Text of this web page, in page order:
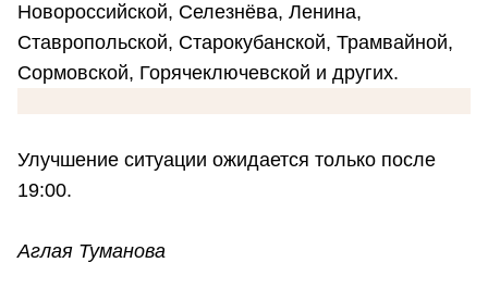
Новороссийской, Селезнёва, Ленина,
Ставропольской, Старокубанской, Трамвайной,
Сормовской, Горячеключевской и других.
Улучшение ситуации ожидается только после
19:00.
Аглая Туманова